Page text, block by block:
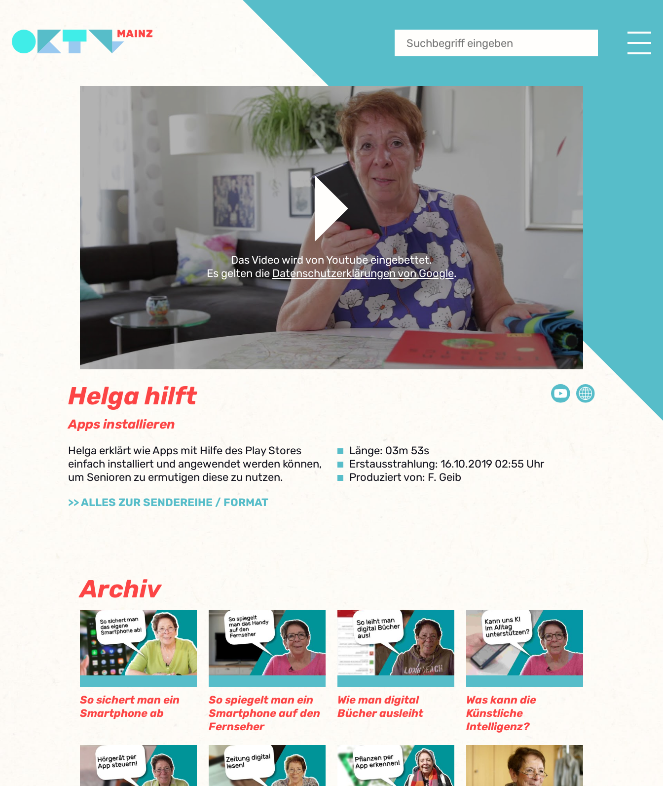
Das Video wird von Youtube eingebettet.
Es gelten die Datenschutzerklärungen von Google.
Helga hilft
Apps installieren
Helga erklärt wie Apps mit Hilfe des Play Stores
einfach installiert und angewendet werden können,
um Senioren zu ermutigen diese zu nutzen.
>> ALLES ZUR SENDEREIHE / FORMAT
Länge: 03m 53s
Erstausstrahlung: 16.10.2019 02:55 Uhr
Produziert von: F. Geib
Archiv
So sichert man ein
Smartphone ab
So spiegelt man ein
Smartphone auf den
Fernseher
Wie man digital
Bücher ausleiht
Was kann die
Künstliche
Intelligenz?